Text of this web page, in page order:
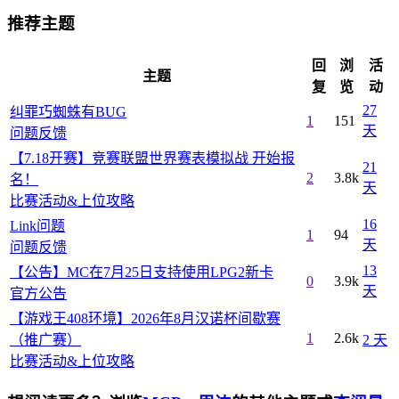
推荐主题
主题
回
复
浏
览
活
动
纠罪巧蜘蛛有BUG
问题反馈
1 151
27
天
【7.18开赛】竞赛联盟世界赛表模拟战 开始报
名！
比赛活动&上位攻略
2 3.8k
21
天
Link问题
问题反馈
1 94
16
天
【公告】MC在7月25日支持使用LPG2新卡
官方公告
0 3.9k
13
天
【游戏王408环境】2026年8月汉诺杯间歇赛
（推广赛）
比赛活动&上位攻略
1 2.6k 2 天